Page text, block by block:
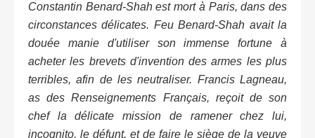
Constantin Benard-Shah est mort à Paris, dans des
circonstances délicates. Feu Benard-Shah avait la
douée manie d'utiliser son immense fortune à
acheter les brevets d'invention des armes les plus
terribles, afin de les neutraliser. Francis Lagneau,
as des Renseignements Français, reçoit de son
chef la délicate mission de ramener chez lui,
incognito, le défunt, et de faire le siège de la veuve